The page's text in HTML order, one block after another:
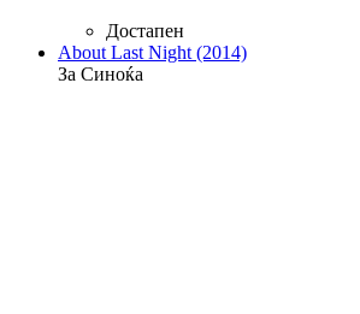
Достапен
About Last Night (2014)
За Синоќа